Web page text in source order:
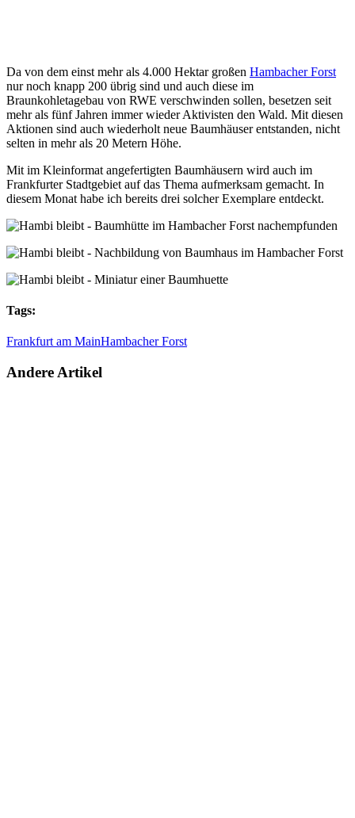
Da von dem einst mehr als 4.000 Hektar großen Hambacher Forst
nur noch knapp 200 übrig sind und auch diese im
Braunkohletagebau von RWE verschwinden sollen, besetzen seit
mehr als fünf Jahren immer wieder Aktivisten den Wald. Mit diesen
Aktionen sind auch wiederholt neue Baumhäuser entstanden, nicht
selten in mehr als 20 Metern Höhe.
Mit im Kleinformat angefertigten Baumhäusern wird auch im
Frankfurter Stadtgebiet auf das Thema aufmerksam gemacht. In
diesem Monat habe ich bereits drei solcher Exemplare entdeckt.
Tags:
Frankfurt am MainHambacher Forst
Andere Artikel